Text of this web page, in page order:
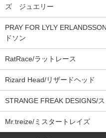
ズ ジュエリー
PRAY FOR LYLY
ドソン
RatRace/ラットレース
Rizard Head/リザードヘッド
STRANGE FREAK DESIGNS/
Mr.treize/ミスタートレイズ